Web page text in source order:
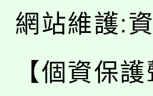
網站維護:
【個資保護